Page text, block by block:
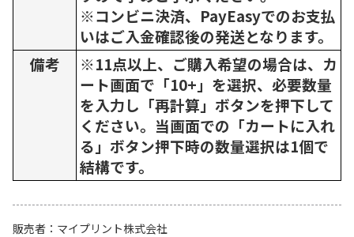
※コンビニ決済、PayEasyでのお支払
いはご入金確認後の発送となります。
備考
※11点以上、ご購入希望の場合は、カ
ート画面で「10+」を選択、必要数量
を入力し「再計算」ボタンを押下して
ください。当画面での「カートに入れ
る」ボタン押下時の数量選択は1個で
結構です。
販売者
マイプリント株式会社